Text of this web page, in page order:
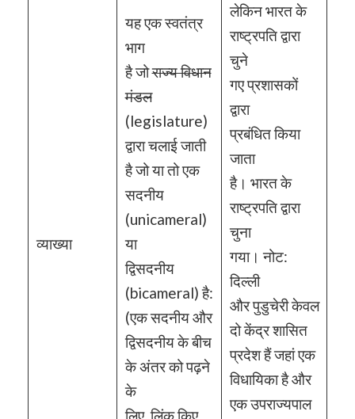
व्याख्या
यह एक स्वतंत्र
भाग
है जोराज्य विधान
मंडल
(legislature)
द्वारा चलाई जाती
है जो या तो एक
सदनीय
(unicameral)
या
द्विसदनीय
(bicameral) है:
(एक सदनीय और
द्विसदनीय के बीच
के अंतर को पढ़ने
के
लिए, लिंक किए
लेकिन भारत के
राष्ट्रपति द्वारा
चुने
गए प्रशासकों
द्वारा
प्रबंधित किया
जाता
है। भारत के
राष्ट्रपति द्वारा
चुना
गया। नोट:
दिल्ली
और पुडुचेरी केवल
दो केंद्र शासित
प्रदेश हैं जहां एक
विधायिका है और
एक उपराज्यपाल